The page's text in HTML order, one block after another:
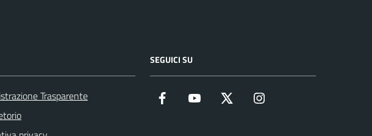
Trasparente
SEGUICI SU
Facebook YouTube Twitter